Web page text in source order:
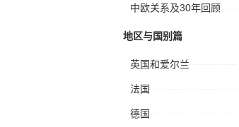
中欧关系及30年回顾
地区与国别篇
英国和爱尔兰
法国
德国